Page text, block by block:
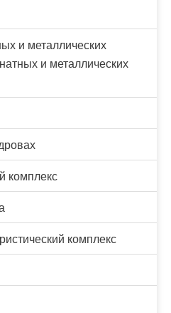
и металлических
и металлических
комплекс
комплекс